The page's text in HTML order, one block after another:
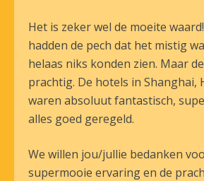
Het is zeker wel de moeite
hadden de pech dat het mistig
helaas niks konden zien. Maar
prachtig. De hotels in Shanghai,
waren absoluut fantastisch,
alles goed geregeld.
We willen jou/jullie bedanken
supermooie ervaring en de